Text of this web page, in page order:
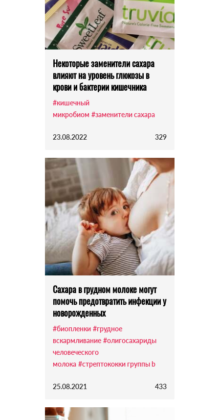
Некоторые заменители сахара
влияют на уровень глюкозы в
крови и бактерии кишечника
#кишечный
микробиом #заменители сахара
23.08.2022 329
Сахара в грудном молоке могут
помочь предотвратить инфекции у
новорожденных
#биопленки #грудное
вскармливание #олигосахариды
человеческого
молока #стрептококки группы b
25.08.2021 433